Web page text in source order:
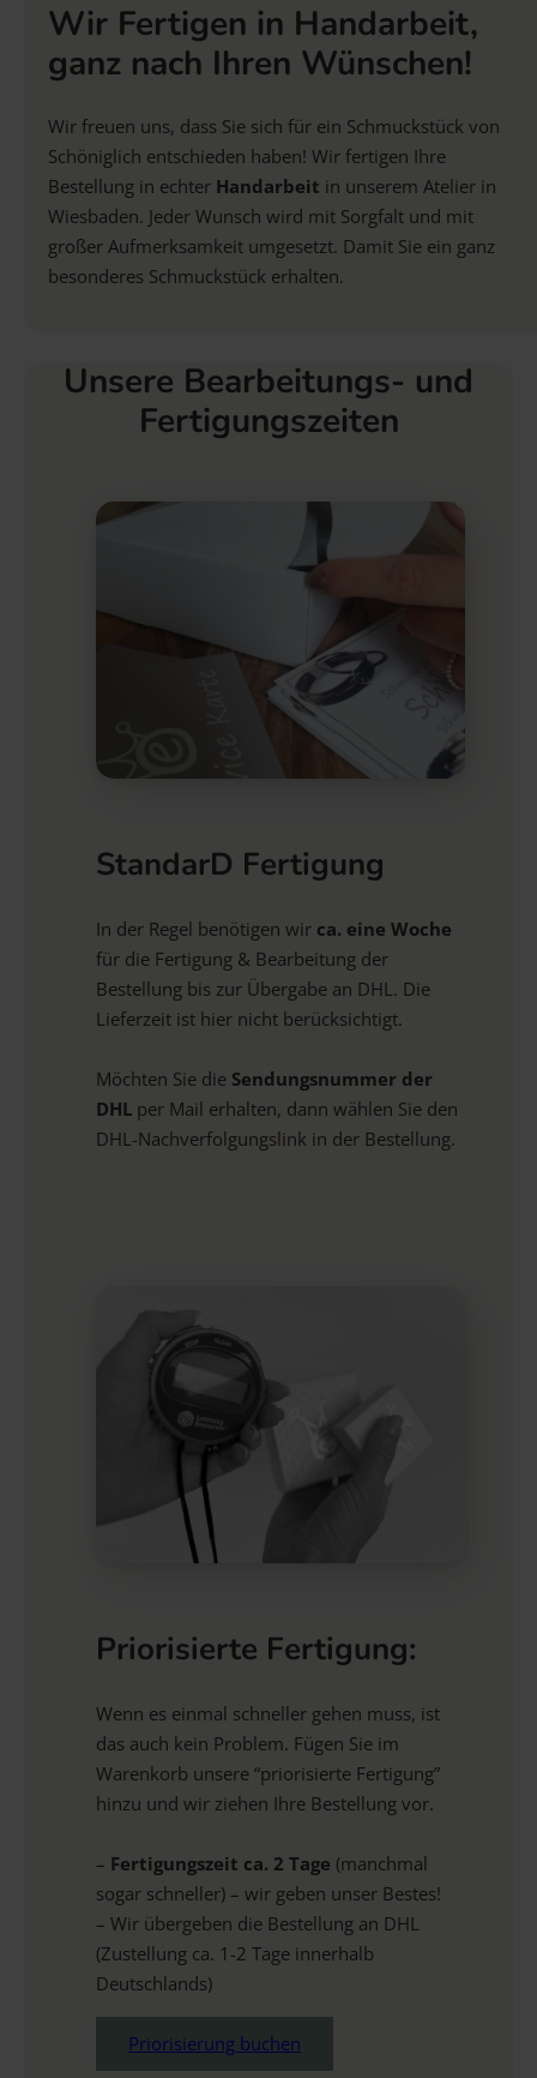
Wir Fertigen in Handarbeit,
ganz nach Ihren Wünschen!
Wir freuen uns, dass Sie sich für ein Schmuckstück von
Schöniglich entschieden haben! Wir fertigen Ihre
Bestellung in echter Handarbeit in unserem Atelier in
Wiesbaden. Jeder Wunsch wird mit Sorgfalt und mit
großer Aufmerksamkeit umgesetzt. Damit Sie ein ganz
besonderes Schmuckstück erhalten.
Unsere Bearbeitungs- und
Fertigungszeiten
StandarD Fertigung
In der Regel benötigen wir ca. eine Woche
für die Fertigung & Bearbeitung der
Bestellung bis zur Übergabe an DHL. Die
Lieferzeit ist hier nicht berücksichtigt.
Möchten Sie die Sendungsnummer der
DHL per Mail erhalten, dann wählen Sie den
DHL-Nachverfolgungslink in der Bestellung.
Priorisierte Fertigung:
Wenn es einmal schneller gehen muss, ist
das auch kein Problem. Fügen Sie im
Warenkorb unsere “priorisierte Fertigung”
hinzu und wir ziehen Ihre Bestellung vor.
– Fertigungszeit ca. 2 Tage (manchmal
sogar schneller) – wir geben unser Bestes!
– Wir übergeben die Bestellung an DHL
(Zustellung ca. 1-2 Tage innerhalb
Deutschlands)
Priorisierung buchen